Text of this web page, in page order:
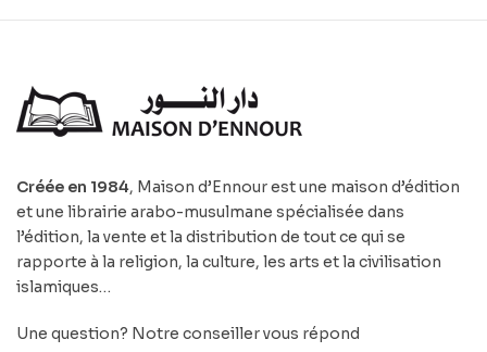
Créée en 1984, Maison d’Ennour est une maison d’édition
et une librairie arabo-musulmane spécialisée dans
l’édition, la vente et la distribution de tout ce qui se
rapporte à la religion, la culture, les arts et la civilisation
islamiques…
Une question? Notre conseiller vous répond